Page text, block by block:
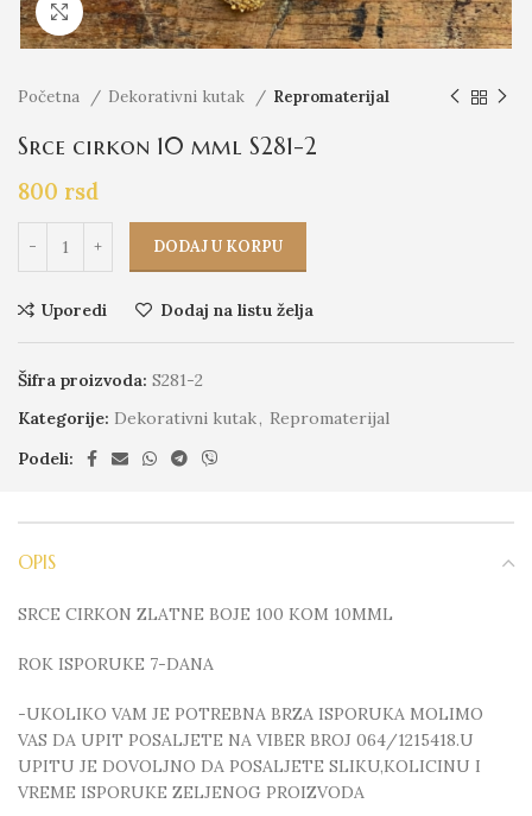
Click to enlarge
Početna Dekorativni kutak Repromaterijal
Srce cirkon 10 mml S281-2
800 rsd
DODAJ U KORPU
Uporedi Dodaj na listu želja
Šifra proizvoda: S281-2
Kategorije: Dekorativni kutak, Repromaterijal
Podeli:
OPIS
SRCE CIRKON ZLATNE BOJE 100 KOM 10MML
ROK ISPORUKE 7-DANA
-UKOLIKO VAM JE POTREBNA BRZA ISPORUKA MOLIMO
VAS DA UPIT POSALJETE NA VIBER BROJ 064/1215418.U
UPITU JE DOVOLJNO DA POSALJETE SLIKU,KOLICINU I
VREME ISPORUKE ZELJENOG PROIZVODA